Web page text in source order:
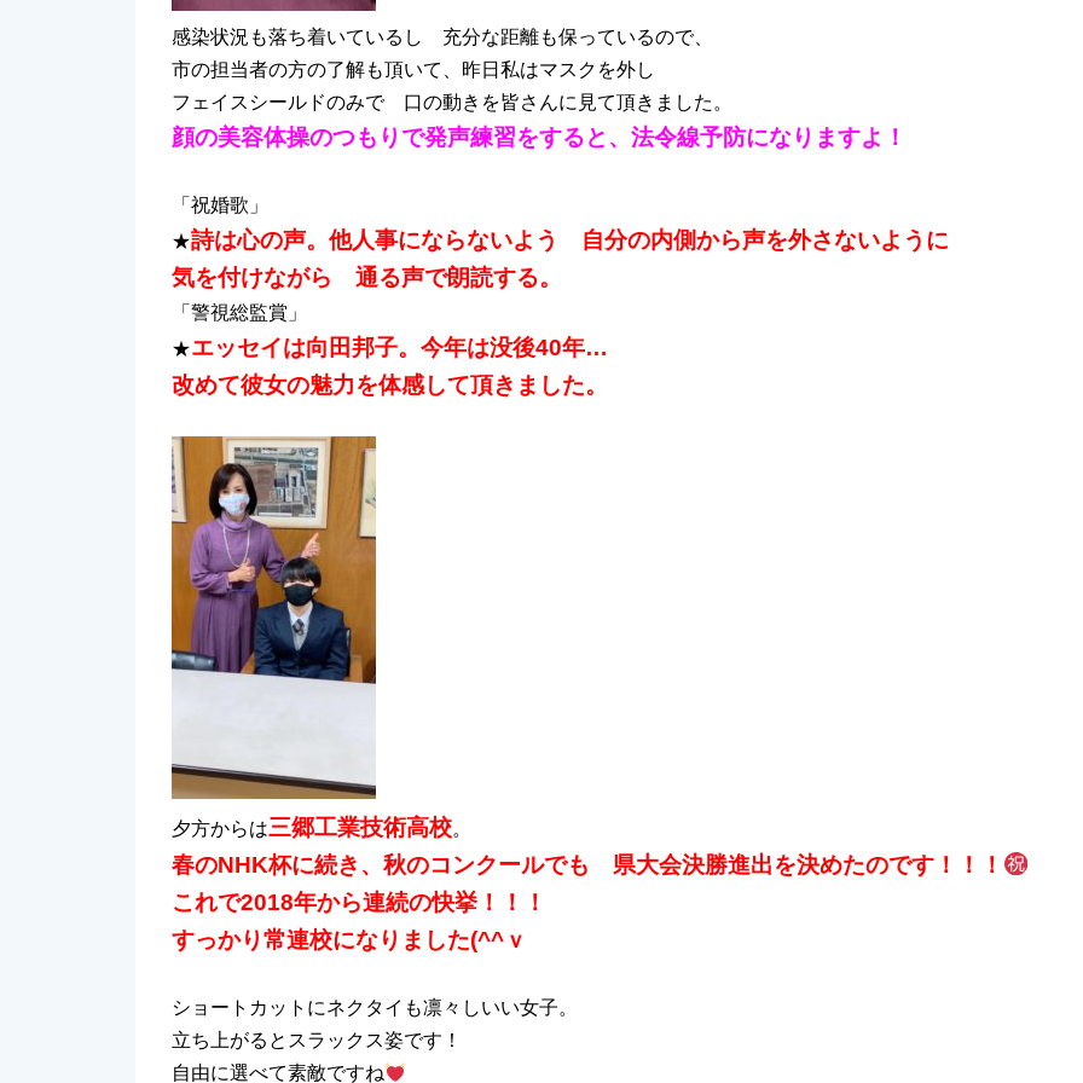
感染状況も落ち着いているし 充分な距離も保っているので、
市の担当者の方の了解も頂いて、昨日私はマスクを外し
フェイスシールドのみで 口の動きを皆さんに見て頂きました。
顔の美容体操のつもりで発声練習をすると、法令線予防になりますよ！
「祝婚歌」
★詩は心の声。他人事にならないよう 自分の内側から声を外さないように
気を付けながら 通る声で朗読する。
「警視総監賞」
★エッセイは向田邦子。今年は没後40年…
改めて彼女の魅力を体感して頂きました。
夕方からは三郷工業技術高校。
春のNHK杯に続き、秋のコンクールでも 県大会決勝進出を決めたのです！！！
これで2018年から連続の快挙！！！
すっかり常連校になりました(^^ｖ
ショートカットにネクタイも凛々しいい女子。
立ち上がるとスラックス姿です！
自由に選べて素敵ですね